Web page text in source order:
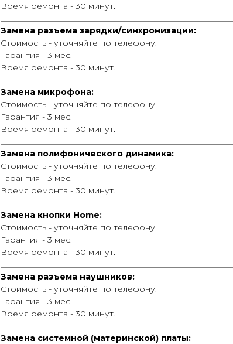
Время ремонта - 30 минут.
Замена разъема зарядки/синхронизации:
Стоимость - уточняйте по телефону.
Гарантия - 3 мес.
Время ремонта - 30 минут.
Замена микрофона:
Стоимость - уточняйте по телефону.
Гарантия - 3 мес.
Время ремонта - 30 минут.
Замена полифонического динамика:
Стоимость - уточняйте по телефону.
Гарантия - 3 мес.
Время ремонта - 30 минут.
Замена кнопки Home:
Стоимость - уточняйте по телефону.
Гарантия - 3 мес.
Время ремонта - 30 минут.
Замена разъема наушников:
Стоимость - уточняйте по телефону.
Гарантия - 3 мес.
Время ремонта - 30 минут.
Замена системной (материнской) платы: